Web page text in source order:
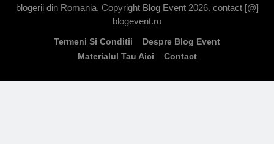
blogerii din Romania. Copyright Blog Event 2026. contact [@]
blogevent.ro
Termeni Si Conditii
Despre Blog Event
Materialul Tau Aici
Contact